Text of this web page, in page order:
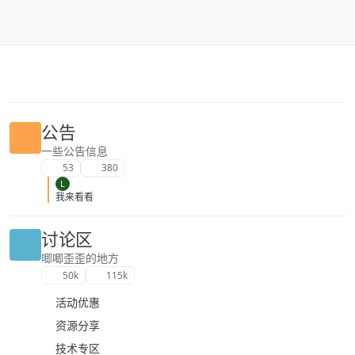
公告
一些公告信息
53 380
L
我来看看
讨论区
唧唧歪歪的地方
50k 115k
活动优惠
资源分享
技术专区